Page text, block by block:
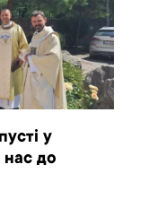
у
нас до